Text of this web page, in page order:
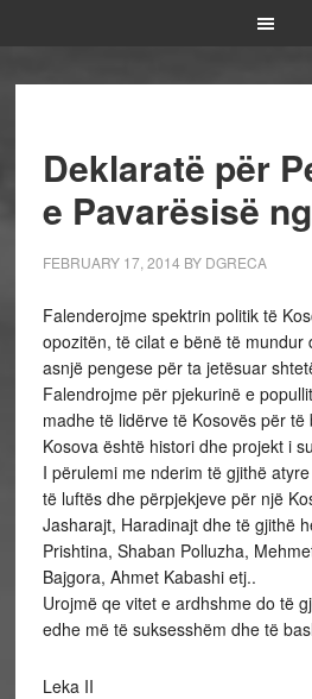
Deklaratë për
e Pavarësisë
FEBRUARY 17, 2014 BY DGRECA
Falenderojme spektrin politik të
opozitën, të cilat e bënë të mundur
asnjë pengese për ta jetësuar
Falendrojme për pjekurinë e
madhe të lidërve të Kosovës për
Kosova është histori dhe projekt i
I përulemi me nderim të gjithë
të luftës dhe përpjekjeve për një
Jasharajt, Haradinajt dhe të gjithë
Prishtina, Shaban Polluzha,
Bajgora, Ahmet Kabashi etj..
Urojmë qe vitet e ardhshme do të
edhe më të suksesshëm dhe të
Leka II